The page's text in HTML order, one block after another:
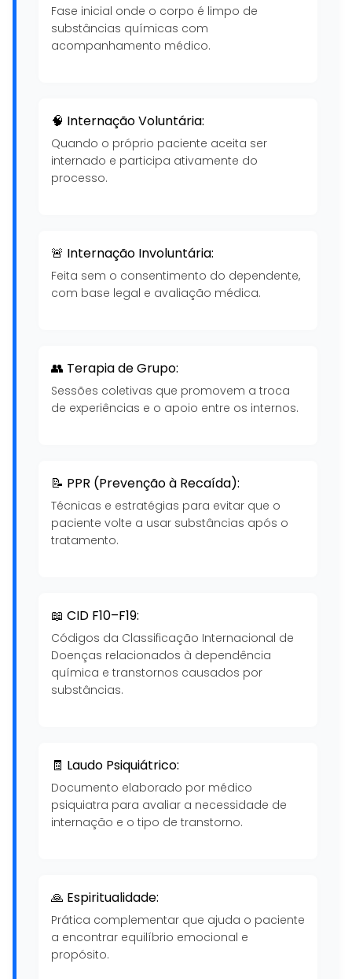
Fase inicial onde o corpo é limpo de
substâncias químicas com
acompanhamento médico.
🧠 Internação Voluntária:
Quando o próprio paciente aceita ser
internado e participa ativamente do
processo.
🚨 Internação Involuntária:
Feita sem o consentimento do dependente,
com base legal e avaliação médica.
👥 Terapia de Grupo:
Sessões coletivas que promovem a troca
de experiências e o apoio entre os internos.
📝 PPR (Prevenção à Recaída):
Técnicas e estratégias para evitar que o
paciente volte a usar substâncias após o
tratamento.
📖 CID F10–F19:
Códigos da Classificação Internacional de
Doenças relacionados à dependência
química e transtornos causados por
substâncias.
🧾 Laudo Psiquiátrico:
Documento elaborado por médico
psiquiatra para avaliar a necessidade de
internação e o tipo de transtorno.
🙏 Espiritualidade:
Prática complementar que ajuda o paciente
a encontrar equilíbrio emocional e
propósito.